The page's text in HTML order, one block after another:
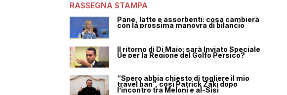
RASSEGNA STAMPA
Pane, latte e assorbenti: cosa cambierà
con la prossima manovra di bilancio
Il ritorno di Di Maio: sarà Inviato Speciale
Ue per la Regione del Golfo Persico?
“Spero abbia chiesto di togliere il mio
travel ban”, così Patrick Zaki dopo
l’incontro tra Meloni e al-Sisi